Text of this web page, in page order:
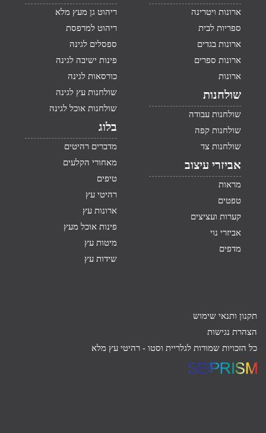
ארונות ויטרינה
ספריות לבית
ארונות בגדים
ארונות ספרים
ארונות
שולחנות
שולחנות עבודה
שולחנות קפה
שולחנות צד
אביזרי עיצוב
מראות
טפטים
קערות ועציצים
אביזרי נוי
מדפים
ריהוט גן מעץ מלא
ריהוט למרפסת
ספסלים לגינה
פינות ישיבה לגינה
כורסאות לגינה
שולחנות עץ לגינה
שולחנות אוכל לגינה
בלוג
מדברים רהיטים
מאחורי הקלעים
טיפים
רהיטי עץ
ארונות עץ
פינות אוכל מעץ
מיטות עץ
שידות עץ
תקנון ותנאי שימוש
הצהרת נגישות
כל הזכויות שמורות לגלריית וסטו - רהיטי עץ מלא